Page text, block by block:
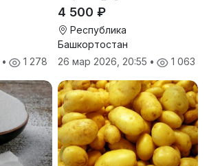
Дарина
• 1 278
гибрид F-G+
4 500 ₽
Республика
Башкортостан
26 мар 2026, 20:55 • 1 063